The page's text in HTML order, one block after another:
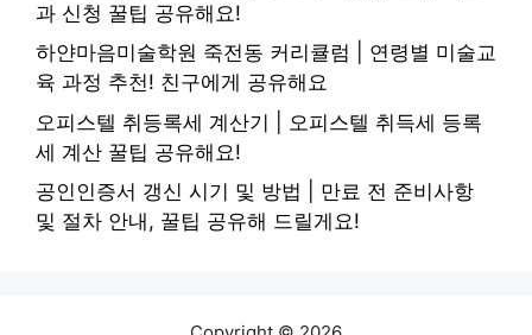
과 신청 꿀팁 공유해요!
하얀마음미술학원 죽전동 커리큘럼 | 연령별 미술교
육 과정 추천! 친구에게 공유해요
오피스텔 취등록세 계산기 | 오피스텔 취득세 등록
세 계산 꿀팁 공유해요!
공인인증서 갱신 시기 및 방법 | 만료 전 준비사항
및 절차 안내, 꿀팁 공유해 드릴게요!